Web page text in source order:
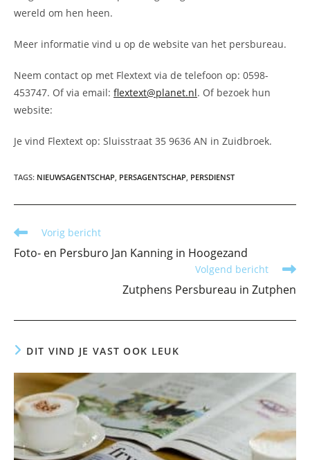
wereld om hen heen.
Meer informatie vind u op de website van het persbureau.
Neem contact op met Flextext via de telefoon op: 0598-
453747. Of via email: flextext@planet.nl. Of bezoek hun
website:
Je vind Flextext op: Sluisstraat 35 9636 AN in Zuidbroek.
TAGS: NIEUWSAGENTSCHAP, PERSAGENTSCHAP, PERSDIENST
Lees
artikelen
Vorig bericht
Foto- en Persburo Jan Kanning in Hoogezand
Volgend bericht
Zutphens Persbureau in Zutphen
DIT VIND JE VAST OOK LEUK